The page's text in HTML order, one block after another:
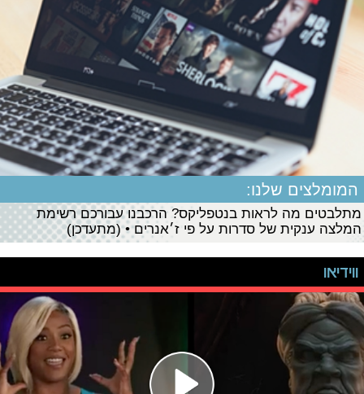
המומלצים שלנו:
מתלבטים מה לראות בנטפליקס? הרכבנו עבורכם רשימת
המלצה ענקית של סדרות על פי ז׳אנרים • (מתעדכן)
ווידיאו